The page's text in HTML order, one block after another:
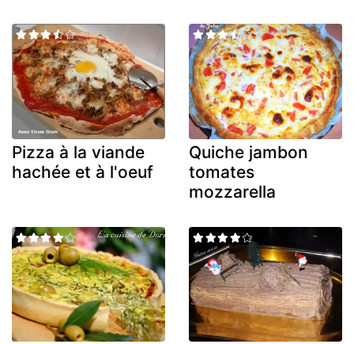
Pizza à la viande
hachée et à l'oeuf
Quiche jambon
tomates
mozzarella